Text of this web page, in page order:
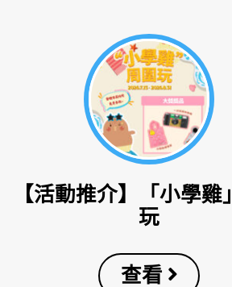
【活動推介】「小學雞
玩
查看